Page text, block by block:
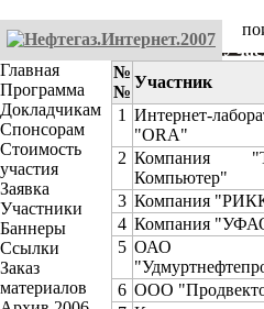
Главная
Программа
Докладчикам
Спонсорам
Стоимость
участия
Заявка
Участники
Баннеры
Ссылки
Заказ
материалов
№
№
Участник
1 Интернет-
"ORA"
2 Компания
Компьютер"
3 Компания
4 Компания
5 ОАО
6 ООО